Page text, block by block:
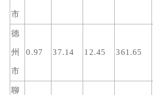
市
德
州
市
0.97 37.14 12.45 361.65
聊